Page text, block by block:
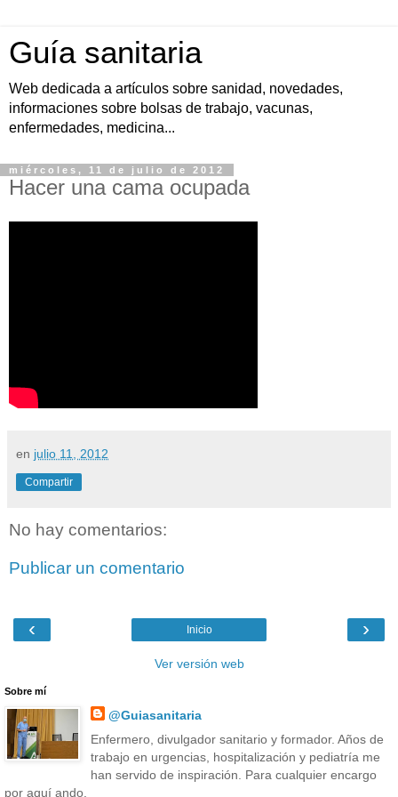
Guía sanitaria
Web dedicada a artículos sobre sanidad, novedades,
informaciones sobre bolsas de trabajo, vacunas,
enfermedades, medicina...
miércoles, 11 de julio de 2012
Hacer una cama ocupada
en julio 11, 2012
Compartir
No hay comentarios:
Publicar un comentario
‹ ›
Inicio
Ver versión web
Sobre mí
@Guiasanitaria
Enfermero, divulgador sanitario y formador. Años de
trabajo en urgencias, hospitalización y pediatría me
han servido de inspiración. Para cualquier encargo
por aquí ando.